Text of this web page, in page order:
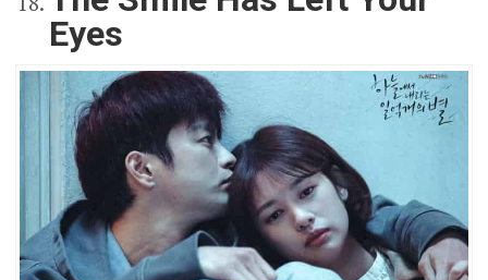
Eyes